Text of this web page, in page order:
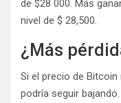
de $28 000. Más
nivel de $ 28,500.
¿Más
Si el precio de
podría seguir